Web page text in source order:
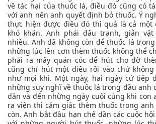
về tác hại của thuốc lá, điều đó cũng có
với anh nên anh quyết định bỏ thuốc. Ý
thực hiện được điều đó thì quả là cả một
khó khăn. Anh phải đấu tranh, giằn
nhiều. Anh đã không còn để thuốc lá
những lúc lên cơn thèm thuốc không thể
phải ra mấy quán cóc để hút cho đỡ
cũng chỉ hút một điếu rồi vào chứ
như mọi khi. Một ngày, hai ngày cứ tiếp
những suy nghĩ về thuốc lá trong đầu anh
dần và đến những ngày cuối cùng khi con
ra viện thì cảm giác thèm thuốc trong
còn. Anh bắt đầu hạn chế dần các cuộc